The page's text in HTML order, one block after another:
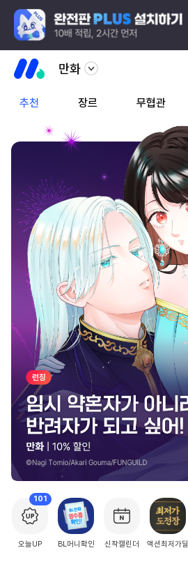
만화
추천 장르 무협관
101
오늘UP BL머니확인 신작캘린더 액션최저가딜